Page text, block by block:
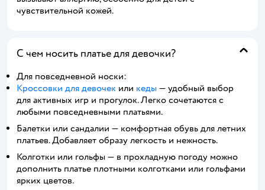
чувствительной кожей.
С чем носить платье для девочки?
Для повседневной носки:
Кроссовки для девочек или кеды — удобный выбор
для активных игр и прогулок. Легко сочетаются с
любыми повседневными платьями.
Балетки или сандалии — комфортная обувь для летних
платьев. Добавляет образу легкость и нежность.
Колготки или гольфы — в прохладную погоду можно
дополнить платье плотными колготками или гольфами
ярких цветов.